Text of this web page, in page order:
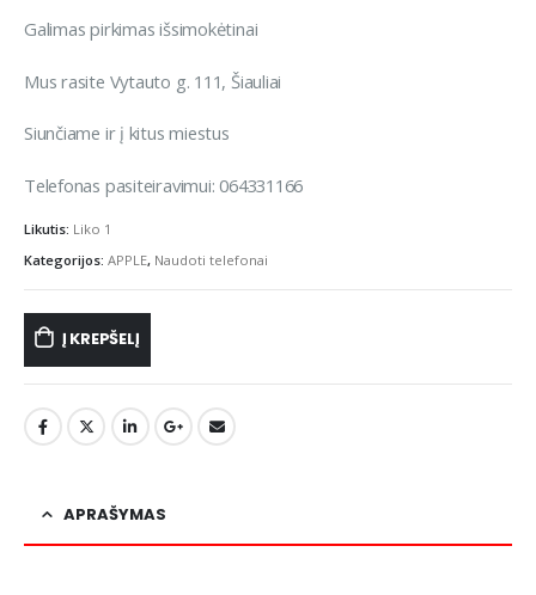
Galimas pirkimas išsimokėtinai
Mus rasite Vytauto g. 111, Šiauliai
Siunčiame ir į kitus miestus
Telefonas pasiteiravimui: 064331166
Likutis: Liko 1
Kategorijos: APPLE, Naudoti telefonai
Į KREPŠELĮ
APRAŠYMAS